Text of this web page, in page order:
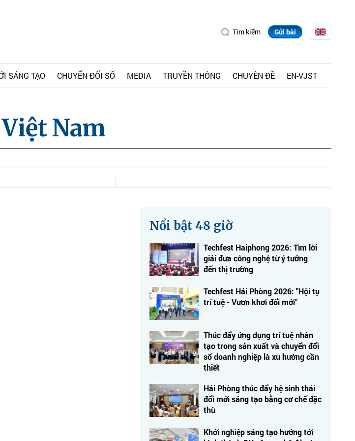
Tìm kiếm Gửi bài
SÁNG TẠO CHUYỂN ĐỔI SỐ MEDIA TRUYỀN THÔNG CHUYÊN ĐỀ EN-VJST
Nam
Nổi bật 48 giờ
Techfest Haiphong 2026: Tìm lời
giải đưa công nghệ từ ý tưởng
đến thị trường
Techfest Hải Phòng 2026: "Hội tụ
trí tuệ - Vươn khơi đổi mới"
Thúc đẩy ứng dụng trí tuệ nhân
tạo trong sản xuất và chuyển đổi
số doanh nghiệp là xu hướng cần
thiết
Hải Phòng thúc đẩy hệ sinh thái
đổi mới sáng tạo bằng cơ chế đặc
thù
Khởi nghiệp sáng tạo hướng tới